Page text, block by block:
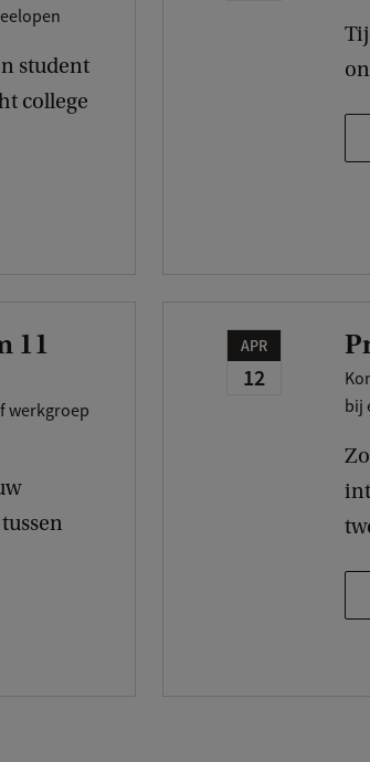
student
college
11
werkgroep
APR
12
bij